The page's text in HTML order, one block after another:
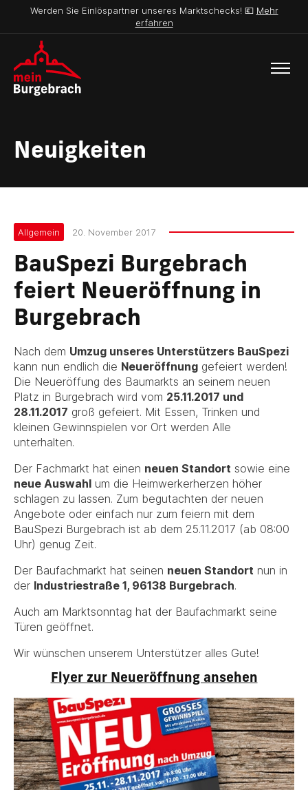
Werden Sie Einlöspartner unseres Marktschecks! 💶 Mehr
erfahren
Neuigkeiten
Allgemein 20. November 2017
BauSpezi Burgebrach
feiert Neueröffnung in
Burgebrach
Nach dem Umzug unseres Unterstützers BauSpezi
kann nun endlich die Neueröffnung gefeiert werden!
Die Neueröffung des Baumarkts an seinem neuen
Platz in Burgebrach wird vom 25.11.2017 und
28.11.2017 groß gefeiert. Mit Essen, Trinken und
kleinen Gewinnspielen vor Ort werden Alle
unterhalten.
Der Fachmarkt hat einen neuen Standort sowie eine
neue Auswahl um die Heimwerkerherzen höher
schlagen zu lassen. Zum begutachten der neuen
Angebote oder einfach nur zum feiern mit dem
BauSpezi Burgebrach ist ab dem 25.11.2017 (ab 08:00
Uhr) genug Zeit.
Der Baufachmarkt hat seinen neuen Standort nun in
der Industriestraße 1, 96138 Burgebrach.
Auch am Marktsonntag hat der Baufachmarkt seine
Türen geöffnet.
Wir wünschen unserem Unterstützer alles Gute!
Flyer zur Neueröffnung ansehen